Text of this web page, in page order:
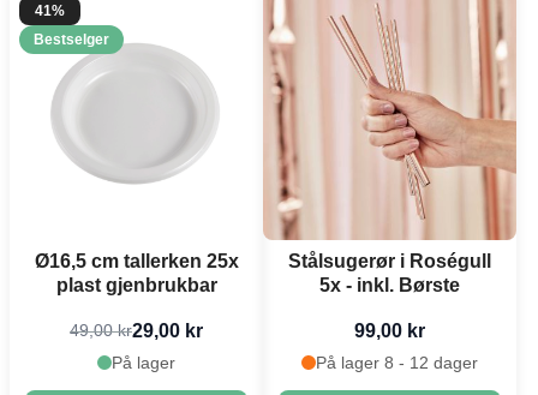
41%
Bestselger
Ø16,5 cm tallerken 25x
plast gjenbrukbar
49,00 kr29,00 kr
På lager
Stålsugerør i Roségull
5x - inkl. Børste
99,00 kr
På lager 8 - 12 dager